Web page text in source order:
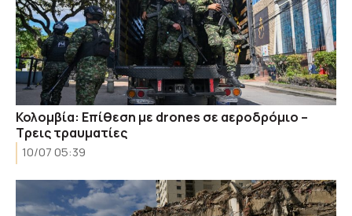
Κολομβία: Επίθεση με drones σε αεροδρόμιο –
Τρεις τραυματίες
10/07 05:39